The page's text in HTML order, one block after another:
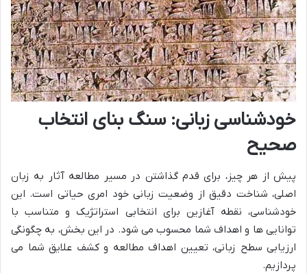
خودشناسی زبانی: سنگ بنای انتخاب
صحیح
پیش از هر چیز، برای قدم گذاشتن در مسیر مطالعه آثار به زبان
اصلی، شناخت دقیق از وضعیت زبانی خود امری حیاتی است. این
خودشناسی، نقطه آغازین برای انتخابی استراتژیک و متناسب با
توانایی ها و اهداف شما محسوب می شود. در این بخش، به چگونگی
ارزیابی سطح زبانی، تعیین اهداف مطالعه و کشف علایق شما می
پردازیم.